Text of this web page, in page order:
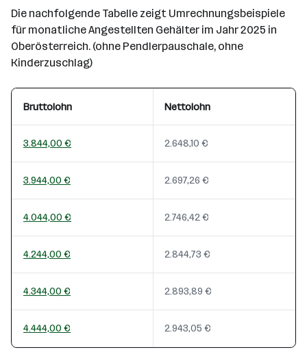
Die nachfolgende Tabelle zeigt Umrechnungsbeispiele
für monatliche Angestellten Gehälter im Jahr 2025 in
Oberösterreich. (ohne Pendlerpauschale, ohne
Kinderzuschlag)
Bruttolohn Nettolohn
3.844,00 € 2.648,10 €
3.944,00 € 2.697,26 €
4.044,00 € 2.746,42 €
4.244,00 € 2.844,73 €
4.344,00 € 2.893,89 €
4.444,00 € 2.943,05 €